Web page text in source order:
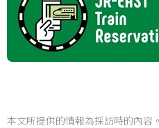
本文所提供的情報為採訪時的內容